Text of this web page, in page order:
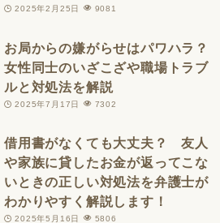
2025年2月25日 9081
お局からの嫌がらせはパワハラ？
女性同士のいざこざや職場トラブ
ルと対処法を解説
2025年7月17日 7302
借用書がなくても大丈夫？ 友人
や家族に貸したお金が返ってこな
いときの正しい対処法を弁護士が
わかりやすく解説します！
2025年5月16日 5806